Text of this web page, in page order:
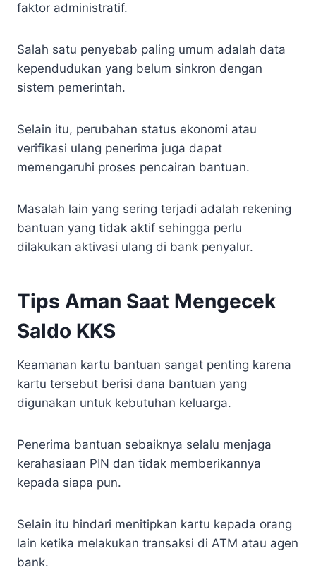
faktor administratif.
Salah satu penyebab paling umum adalah data
kependudukan yang belum sinkron dengan
sistem pemerintah.
Selain itu, perubahan status ekonomi atau
verifikasi ulang penerima juga dapat
memengaruhi proses pencairan bantuan.
Masalah lain yang sering terjadi adalah rekening
bantuan yang tidak aktif sehingga perlu
dilakukan aktivasi ulang di bank penyalur.
Tips Aman Saat Mengecek
Saldo KKS
Keamanan kartu bantuan sangat penting karena
kartu tersebut berisi dana bantuan yang
digunakan untuk kebutuhan keluarga.
Penerima bantuan sebaiknya selalu menjaga
kerahasiaan PIN dan tidak memberikannya
kepada siapa pun.
Selain itu hindari menitipkan kartu kepada orang
lain ketika melakukan transaksi di ATM atau agen
bank.